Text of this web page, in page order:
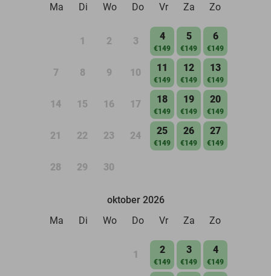
Ma
Di Wo Do Vr Za Zo
1 2 3 4
€149
5
€149
6
€149
7 8 9 10 11
€149
12
€149
13
€149
14 15 16 17 18
€149
19
€149
20
€149
21 22 23 24 25
€149
26
€149
27
€149
28 29 30
oktober 2026
Ma
Di Wo Do Vr Za Zo
1 2
€149
3
€149
4
€149